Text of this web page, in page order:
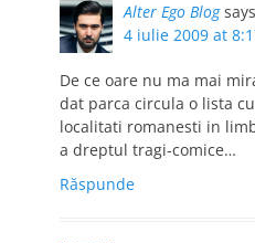
Alter Ego Blog
4 iulie 2009 at
De ce oare nu ma mai
dat parca circula o lista
localitati romanesti in
a dreptul tragi-comice…
Răspunde